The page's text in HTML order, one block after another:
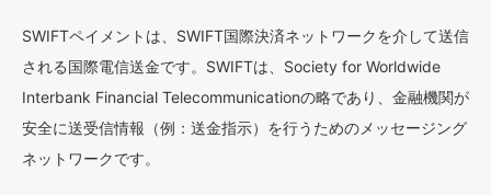
SWIFTペイメントは、SWIFT国際決済ネットワークを介して送信
される国際電信送金です。SWIFTは、Society for Worldwide
Interbank Financial Telecommunicationの略であり、金融機関が
安全に送受信情報（例：送金指示）を行うためのメッセージング
ネットワークです。